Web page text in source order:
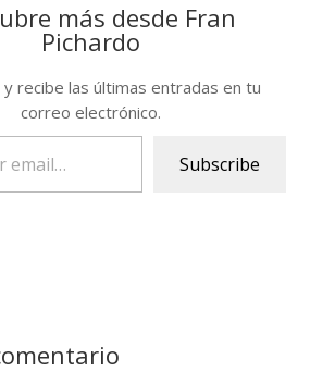
más desde Fran
Pichardo
recibe las últimas entradas en tu
correo electrónico.
Subscribe